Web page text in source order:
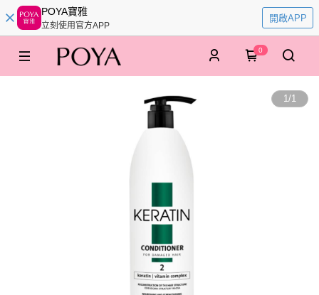
POYA寶雅
立刻使用官方APP
開啟APP
0
1/1